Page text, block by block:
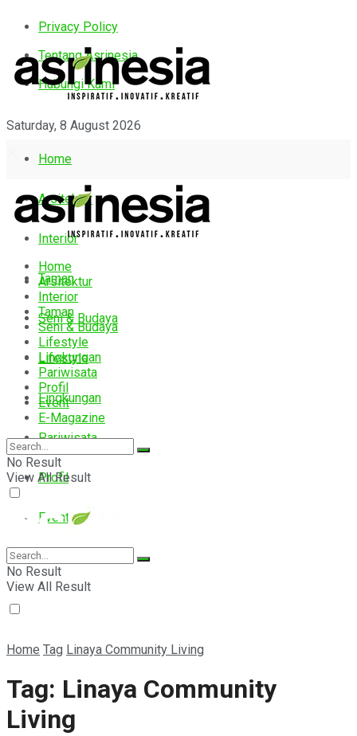
Privacy Policy
Tentang Asrinesia
Hubungi Kami
Saturday, 8 August 2026
Home
Arsitektur
Interior
Taman
Seni & Budaya
Lifestyle
Lingkungan
Pariwisata
Profil
Event
E-Magazine
Home
Arsitektur
Interior
Taman
Seni & Budaya
Lifestyle
Lingkungan
Pariwisata
Profil
Event
E-Magazine
No Result
View All Result
No Result
View All Result
Home Tag Linaya Community Living
Tag: Linaya Community
Living